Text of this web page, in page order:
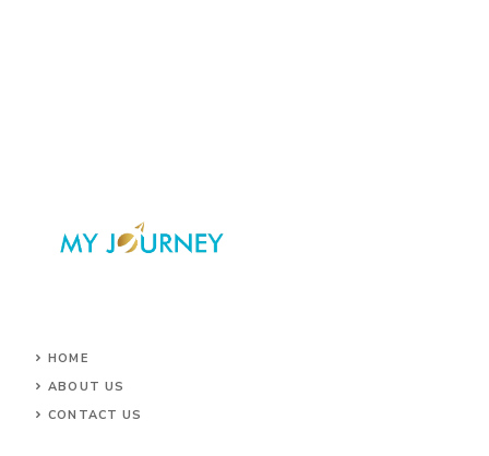
HOME
ABOUT US
CONTACT US